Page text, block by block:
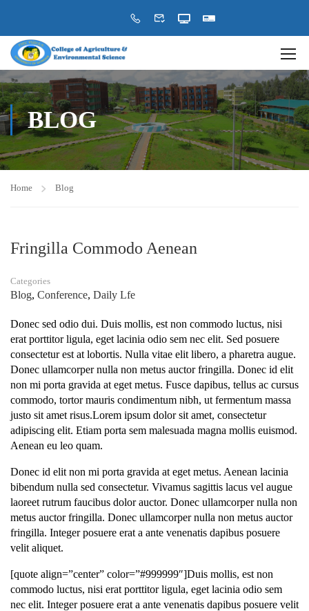
BLOG
Home Blog
Fringilla Commodo Aenean
Categories
Blog, Conference, Daily Lfe
Donec sed odio dui. Duis mollis, est non commodo luctus, nisi
erat porttitor ligula, eget lacinia odio sem nec elit. Sed posuere
consectetur est at lobortis. Nulla vitae elit libero, a pharetra augue.
Donec ullamcorper nulla non metus auctor fringilla. Donec id elit
non mi porta gravida at eget metus. Fusce dapibus, tellus ac cursus
commodo, tortor mauris condimentum nibh, ut fermentum massa
justo sit amet risus.Lorem ipsum dolor sit amet, consectetur
adipiscing elit. Etiam porta sem malesuada magna mollis euismod.
Aenean eu leo quam.
Donec id elit non mi porta gravida at eget metus. Aenean lacinia
bibendum nulla sed consectetur. Vivamus sagittis lacus vel augue
laoreet rutrum faucibus dolor auctor. Donec ullamcorper nulla non
metus auctor fringilla. Donec ullamcorper nulla non metus auctor
fringilla. Integer posuere erat a ante venenatis dapibus posuere
velit aliquet.
[quote align=”center” color=”#999999″]Duis mollis, est non
commodo luctus, nisi erat porttitor ligula, eget lacinia odio sem
nec elit. Integer posuere erat a ante venenatis dapibus posuere velit